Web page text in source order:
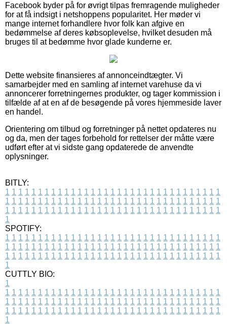
Facebook byder på for øvrigt tilpas fremragende muligheder
for at få indsigt i netshoppens popularitet. Her møder vi
mange internet forhandlere hvor folk kan afgive en
bedømmelse af deres købsoplevelse, hvilket desuden må
bruges til at bedømme hvor glade kunderne er.
Dette website finansieres af annonceindtægter. Vi
samarbejder med en samling af internet varehuse da vi
annoncerer forretningernes produkter, og tager kommission i
tilfælde af at en af de besøgende på vores hjemmeside laver
en handel.
Orientering om tilbud og forretninger på nettet opdateres nu
og da, men der tages forbehold for rettelser der måtte være
udført efter at vi sidste gang opdaterede de anvendte
oplysninger.
BITLY:
1 1 1 1 1 1 1 1 1 1 1 1 1 1 1 1 1 1 1 1 1 1 1 1 1 1 1 1 1 1 1 1 1
1 1 1 1 1 1 1 1 1 1 1 1 1 1 1 1 1 1 1 1 1 1 1 1 1 1 1 1 1 1 1 1 1
1 1 1 1 1 1 1 1 1 1 1 1 1 1 1 1 1 1 1 1 1 1 1 1 1 1 1 1 1 1 1 1 1
1
SPOTIFY:
1 1 1 1 1 1 1 1 1 1 1 1 1 1 1 1 1 1 1 1 1 1 1 1 1 1 1 1 1 1 1 1 1
1 1 1 1 1 1 1 1 1 1 1 1 1 1 1 1 1 1 1 1 1 1 1 1 1 1 1 1 1 1 1 1 1
1 1 1 1 1 1 1 1 1 1 1 1 1 1 1 1 1 1 1 1 1 1 1 1 1 1 1 1 1 1 1 1 1
1
CUTTLY BIO:
1
1 1 1 1 1 1 1 1 1 1 1 1 1 1 1 1 1 1 1 1 1 1 1 1 1 1 1 1 1 1 1 1 1
1 1 1 1 1 1 1 1 1 1 1 1 1 1 1 1 1 1 1 1 1 1 1 1 1 1 1 1 1 1 1 1 1
1 1 1 1 1 1 1 1 1 1 1 1 1 1 1 1 1 1 1 1 1 1 1 1 1 1 1 1 1 1 1 1 1
1